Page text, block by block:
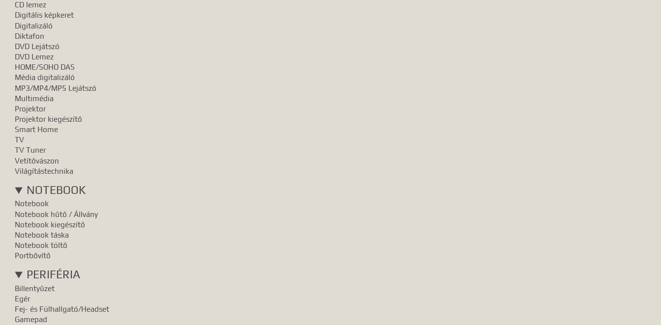
CD lemez
Digitális képkeret
Digitalizáló
Diktafon
DVD Lejátszó
DVD Lemez
HOME/SOHO DAS
Média digitalizáló
MP3/MP4/MP5 Lejátszó
Multimédia
Projektor
Projektor kiegészítő
Smart Home
TV
TV Tuner
Vetítővászon
Világítástechnika
NOTEBOOK
Notebook
Notebook hűtő / Állvány
Notebook kiegészítő
Notebook táska
Notebook töltő
Portbővítő
PERIFÉRIA
Billentyűzet
Egér
Fej- és Fülhallgató/Headset
Gamepad